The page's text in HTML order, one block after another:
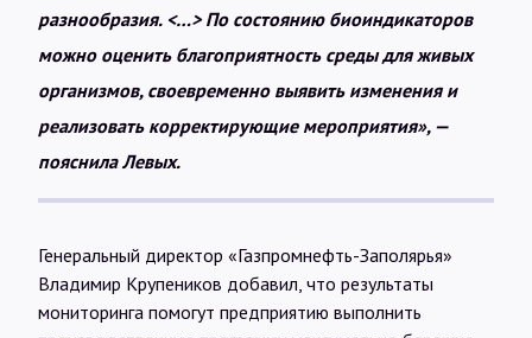
разнообразия. <…> По состоянию биоиндикаторов
можно оценить благоприятность среды для живых
организмов, своевременно выявить изменения и
реализовать корректирующие мероприятия», —
пояснила Левых.
Генеральный директор «Газпромнефть-Заполярья»
Владимир Крупеников добавил, что результаты
мониторинга помогут предприятию выполнить